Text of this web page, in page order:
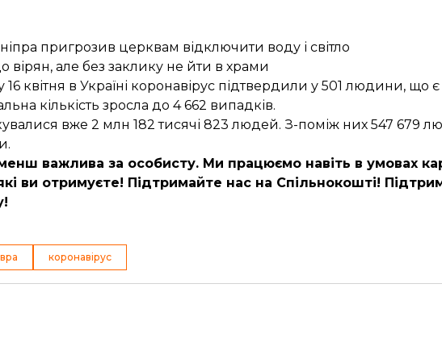
пригрозив церквам відключити воду і світло
але без заклику не йти в храми
квітня в Україні коронавірус підтвердили у 501 людини, що є
кількість зросла до 4 662 випадків.
вже 2 млн 182 тисячі 823 людей. З-поміж них 547 679
менш важлива за особисту. Ми працюємо навіть в умовах
ви отримуєте! Підтримайте нас на Спільнокошті!
коронавірус